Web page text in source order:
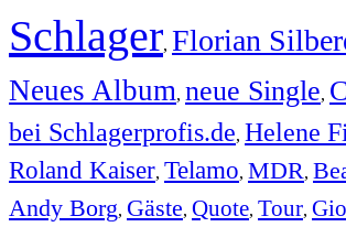
Schlager, Florian
Neues Album, neue Single,
bei Schlagerprofis.de, Helene
Roland Kaiser, Telamo, MDR,
Andy Borg, Gäste, Quote, Tour,